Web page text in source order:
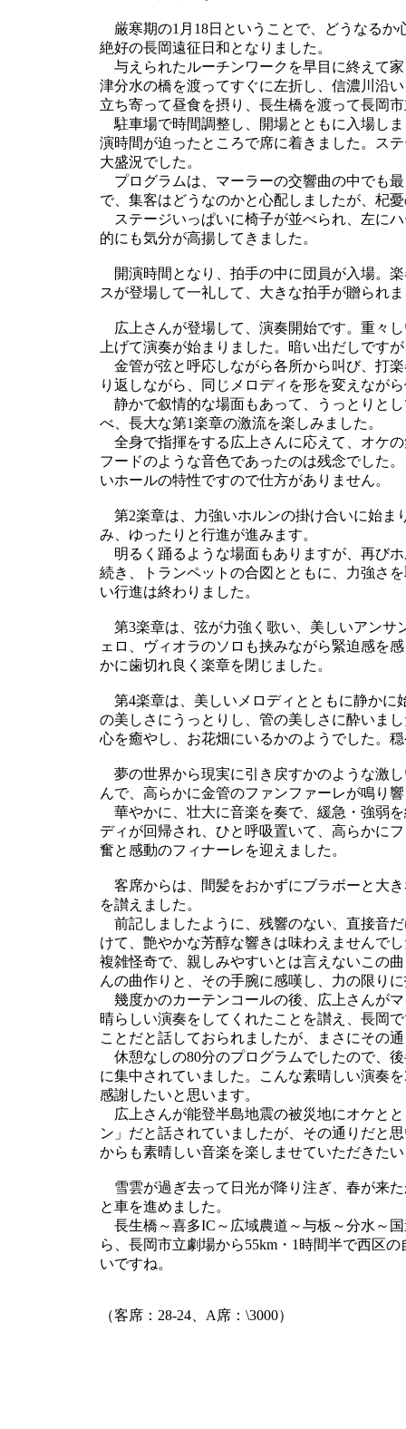
厳寒期の1月18日ということで、どうなるか
絶好の長岡遠征日和となりました。
与えられたルーチンワークを早目に終えて
津分水の橋を渡ってすぐに左折し、信濃川沿
立ち寄って昼食を摂り、長生橋を渡って長岡
駐車場で時間調整し、開場とともに入場し
演時間が迫ったところで席に着きました。ス
大盛況でした。
プログラムは、マーラーの交響曲の中でも
で、集客はどうなのかと心配しましたが、杞
ステージいっぱいに椅子が並べられ、左に
的にも気分が高揚してきました。
開演時間となり、拍手の中に団員が入場。
スが登場して一礼して、大きな拍手が贈られ
広上さんが登場して、演奏開始です。重々
上げて演奏が始まりました。暗い出だしです
金管が弦と呼応しながら各所から叫び、打
り返しながら、同じメロディを形を変えなが
静かで叙情的な場面もあって、うっとりと
べ、長大な第1楽章の激流を楽しみました。
全身で指揮をする広上さんに応えて、オケ
フードのような音色であったのは残念でした
いホールの特性ですので仕方がありません。
第2楽章は、力強いホルンの掛け合いに始ま
み、ゆったりと行進が進みます。
明るく踊るような場面もありますが、再び
続き、トランペットの合図とともに、力強さ
い行進は終わりました。
第3楽章は、弦が力強く歌い、美しいアンサ
ェロ、ヴィオラのソロも挟みながら緊迫感を
かに歯切れ良く楽章を閉じました。
第4楽章は、美しいメロディとともに静かに
の美しさにうっとりし、管の美しさに酔いま
心を癒やし、お花畑にいるかのようでした。
夢の世界から現実に引き戻すかのような激
んで、高らかに金管のファンファーレが鳴り
華やかに、壮大に音楽を奏で、緩急・強弱
ディが回帰され、ひと呼吸置いて、高らかに
奮と感動のフィナーレを迎えました。
客席からは、間髪をおかずにブラボーと大
を讃えました。
前記しましたように、残響のない、直接音
けて、艶やかな芳醇な響きは味わえませんで
複雑怪奇で、親しみやすいとは言えないこの
んの曲作りと、その手腕に感嘆し、力の限り
幾度かのカーテンコールの後、広上さんが
晴らしい演奏をしてくれたことを讃え、長岡
ことだと話しておられましたが、まさにその
休憩なしの80分のプログラムでしたので、
に集中されていました。こんな素晴しい演奏
感謝したいと思います。
広上さんが能登半島地震の被災地にオケと
ン」だと話されていましたが、その通りだと
からも素晴しい音楽を楽しませていただきた
雪雲が過ぎ去って日光が降り注ぎ、春が来
と車を進めました。
長生橋～喜多IC～広域農道～与板～分水～
ら、長岡市立劇場から55km・1時間半で西区
いですね。
（客席：28-24、A席：\3000）